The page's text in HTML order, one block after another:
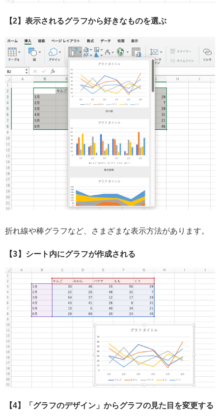
【2】表示されるグラフから好きなものを選ぶ
折れ線や棒グラフなど、さまざまな表示方法があります。
【3】シート内にグラフが作成される
【4】「グラフのデザイン」からグラフの見た目を変更する